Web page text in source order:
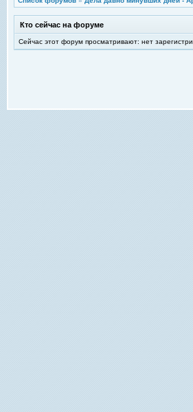
Кто сейчас на форуме
Сейчас этот форум просматривают: нет